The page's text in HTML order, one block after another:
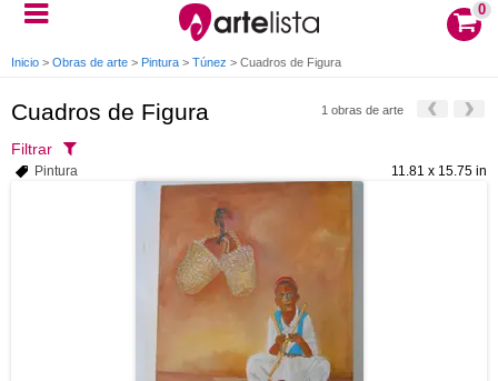
0
Inicio > Obras de arte > Pintura > Túnez > Cuadros de Figura
Cuadros de Figura 1 obras de arte
Filtrar
11.81 x 15.75 in
Pintura